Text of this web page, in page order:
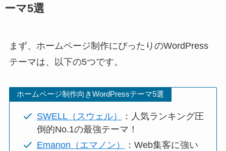
ーマ5選
まず、ホームページ制作にぴったりのWordPress
テーマは、以下の5つです。
ホームページ制作向きWordPressテーマ5選
SWELL（スウェル）
：人気ランキング圧
倒的No.1の最強テーマ！
Emanon（エマノン）
：Web集客に強い